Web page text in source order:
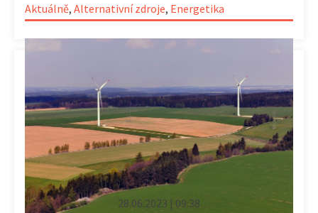
Aktuálně, Alternativní zdroje, Energetika
28.06.2023 | 09:38